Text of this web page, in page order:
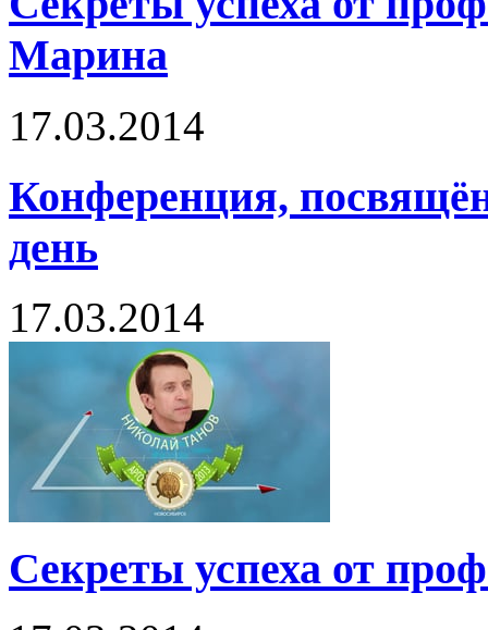
Марина
17.03.2014
Конференция,
день
17.03.2014
Секреты успеха от